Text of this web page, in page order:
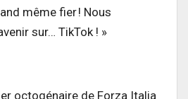
même fier ! Nous
sur… TikTok ! »
octogénaire de Forza Italia